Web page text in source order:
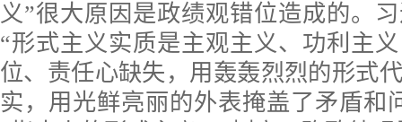
义”很大原因是政绩观错位造成的。
“形式主义实质是主观主义、功利主
位、责任心缺失，用轰轰烈烈的形式
实，用光鲜亮丽的外表掩盖了矛盾和